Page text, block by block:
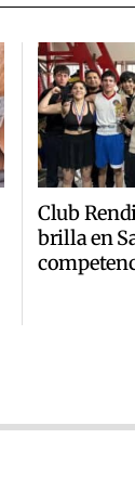
Club
brilla en